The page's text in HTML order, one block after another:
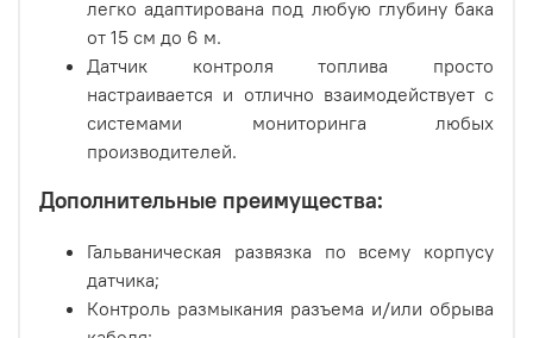
легко адаптирована под любую глубину бака
от 15 см до 6 м.
Датчик контроля топлива просто
настраивается и отлично взаимодействует с
системами мониторинга любых
производителей.
Дополнительные преимущества:
Гальваническая развязка по всему корпусу
датчика;
Контроль размыкания разъема и/или обрыва